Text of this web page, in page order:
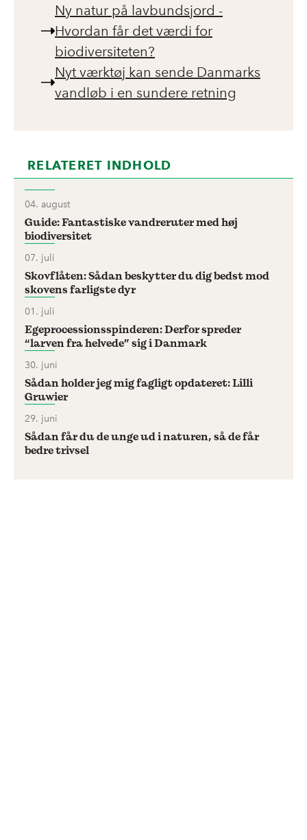
Ny natur på lavbundsjord -
Hvordan får det værdi for
biodiversiteten?
Nyt værktøj kan sende Danmarks
vandløb i en sundere retning
RELATERET INDHOLD
04. august
Guide: Fantastiske vandreruter med høj
biodiversitet
07. juli
Skovflåten: Sådan beskytter du dig bedst mod
skovens farligste dyr
01. juli
Egeprocessionsspinderen: Derfor spreder
“larven fra helvede” sig i Danmark
30. juni
Sådan holder jeg mig fagligt opdateret: Lilli
Gruwier
29. juni
Sådan får du de unge ud i naturen, så de får
bedre trivsel